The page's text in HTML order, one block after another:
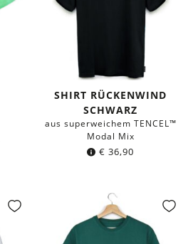
SHIRT RÜCKENWIND
SCHWARZ
aus superweichem TENCEL™
Modal Mix
€ 36,90